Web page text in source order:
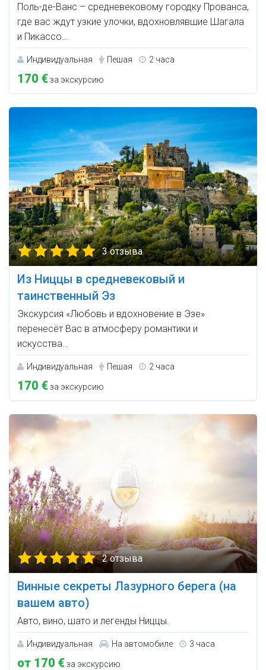
Поль-де-Ванс – средневековому городку Прованса,
где вас ждут узкие улочки, вдохновлявшие Шагала
и Пикассо…
Индивидуальная Пешая 2 часа
170 €за экскурсию
3 отзыва
Из Ниццы в средневековый и
таинственный Эз
Экскурсия «Любовь и вдохновение в Эзе»
перенесёт Вас в атмосферу романтики и
искусства…
Индивидуальная Пешая 2 часа
170 €за экскурсию
2 отзыва
Винные секреты Лазурного берега (на
вашем авто)
Авто, вино, шато и легенды Ниццы.
Индивидуальная На автомобиле 3 часа
от 170 €за экскурсию